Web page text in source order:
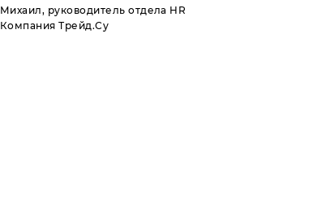
Михаил, руководитель отдела HR
Компания Трейд.Су